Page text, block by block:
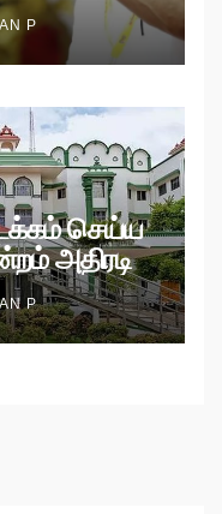
P
செய்ய
அதிரடி
P